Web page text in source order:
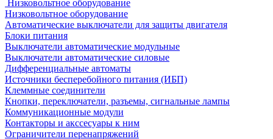
Низковольтное оборудование
Низковольтное оборудование
Автоматические выключатели для защиты двигателя
Блоки питания
Выключатели автоматические модульные
Выключатели автоматические силовые
Дифференциальные автоматы
Источники бесперебойного питания (ИБП)
Клеммные соединители
Кнопки, переключатели, разъемы, сигнальные лампы
Коммуникационные модули
Контакторы и акссесуары к ним
Ограничители перенапряжений